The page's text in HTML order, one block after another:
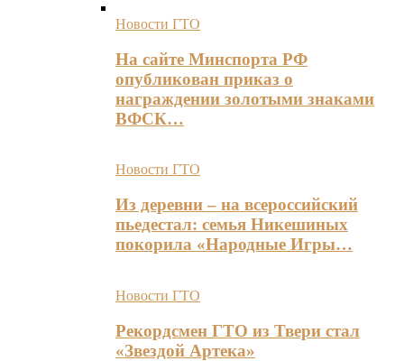
Новости ГТО
На сайте Минспорта РФ
опубликован приказ о
награждении золотыми знаками
ВФСК…
Новости ГТО
Из деревни – на всероссийский
пьедестал: семья Никешиных
покорила «Народные Игры…
Новости ГТО
Рекордсмен ГТО из Твери стал
«Звездой Артека»